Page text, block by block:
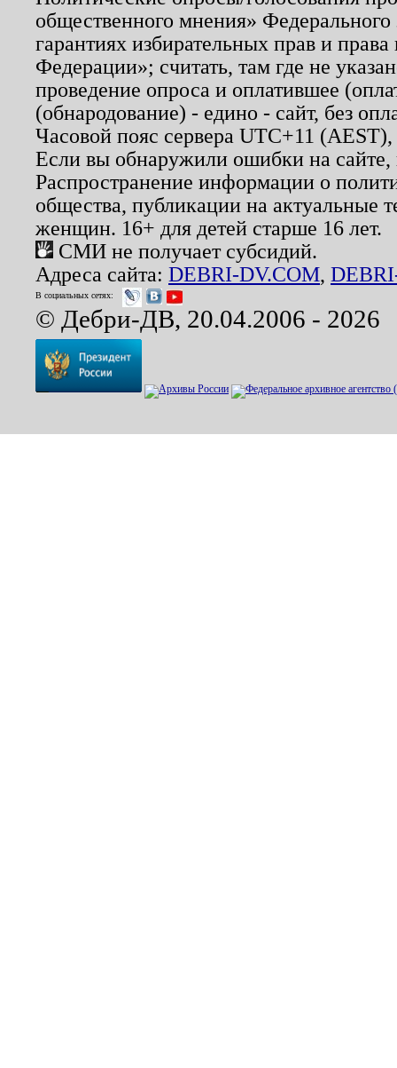
общественного мнения»
гарантиях избирательных прав и
Федерации»; считать, там где не
проведение опроса и оплатившее
(обнародование) - едино - сайт, без
Часовой пояс сервера UTC+11
Если вы обнаружили ошибки на
Распространение информации о
общества, публикации на актуальные
женщин. 16+ для детей старше 16 лет.
СМИ не получает субсидий.
Адреса сайта: DEBRI-DV.COM,
В социальных сетях:
© Дебри-ДВ, 20.04.2006 - 2026